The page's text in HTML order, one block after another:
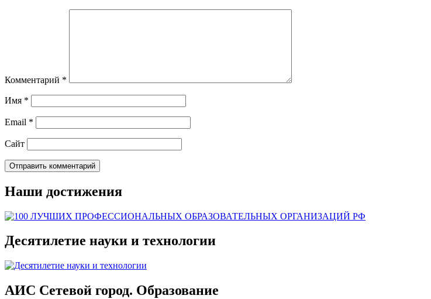
Комментарий *
Имя *
Email *
Сайт
Наши достижения
Десятилетие науки и технологии
АИС Сетевой город. Образование